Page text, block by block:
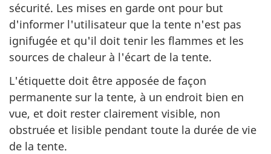
sécurité. Les mises en garde ont pour but
d'informer l'utilisateur que la tente n'est pas
ignifugée et qu'il doit tenir les flammes et les
sources de chaleur à l'écart de la tente.
L'étiquette doit être apposée de façon
permanente sur la tente, à un endroit bien en
vue, et doit rester clairement visible, non
obstruée et lisible pendant toute la durée de vie
de la tente.